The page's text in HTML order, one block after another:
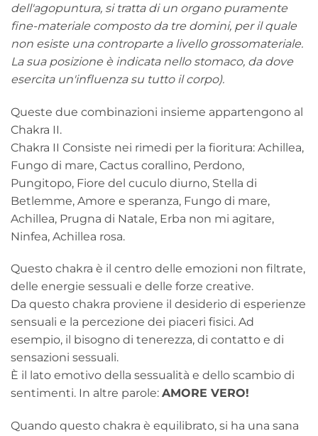
dell'agopuntura, si tratta di un organo puramente
fine-materiale composto da tre domini, per il quale
non esiste una controparte a livello grossomateriale.
La sua posizione è indicata nello stomaco, da dove
esercita un'influenza su tutto il corpo).
Queste due combinazioni insieme appartengono al
Chakra II.
Chakra II Consiste nei rimedi per la fioritura: Achillea,
Fungo di mare, Cactus corallino, Perdono,
Pungitopo, Fiore del cuculo diurno, Stella di
Betlemme, Amore e speranza, Fungo di mare,
Achillea, Prugna di Natale, Erba non mi agitare,
Ninfea, Achillea rosa.
Questo chakra è il centro delle emozioni non filtrate,
delle energie sessuali e delle forze creative.
Da questo chakra proviene il desiderio di esperienze
sensuali e la percezione dei piaceri fisici. Ad
esempio, il bisogno di tenerezza, di contatto e di
sensazioni sessuali.
È il lato emotivo della sessualità e dello scambio di
sentimenti. In altre parole: AMORE VERO!
Quando questo chakra è equilibrato, si ha una sana